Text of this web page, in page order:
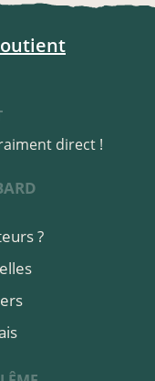
direct !
?